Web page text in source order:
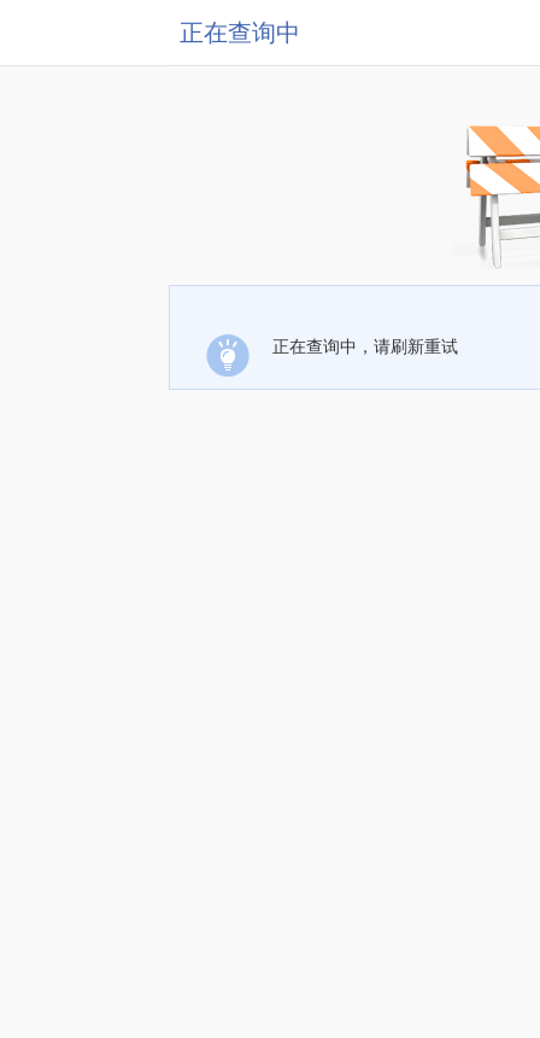
正在查询中
正在查询中，请刷新重试